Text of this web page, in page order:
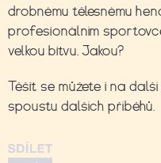
drobnému tělesnému
profesionálním
velkou bitvu. Jakou?
Těšit se můžete i na další
spoustu dalších příběhů.